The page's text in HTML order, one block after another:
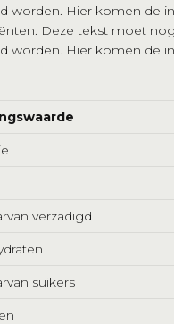
worden. Hier komen de
Deze tekst moet
worden. Hier komen de
verzadigd
suikers